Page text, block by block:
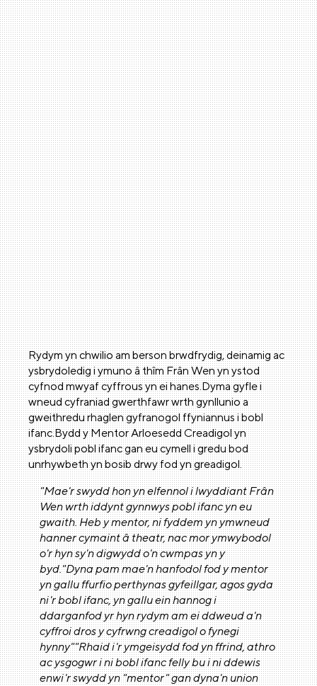
Rydym yn chwilio am berson brwdfrydig, deinamig ac
ysbrydoledig i ymuno â thîm Frân Wen yn ystod
cyfnod mwyaf cyffrous yn ei hanes.Dyma gyfle i
wneud cyfraniad gwerthfawr wrth gynllunio a
gweithredu rhaglen gyfranogol ffyniannus i bobl
ifanc.Bydd y Mentor Arloesedd Creadigol yn
ysbrydoli pobl ifanc gan eu cymell i gredu bod
unrhywbeth yn bosib drwy fod yn greadigol.
"Mae'r swydd hon yn elfennol i lwyddiant Frân
Wen wrth iddynt gynnwys pobl ifanc yn eu
gwaith. Heb y mentor, ni fyddem yn ymwneud
hanner cymaint â theatr, nac mor ymwybodol
o'r hyn sy'n digwydd o'n cwmpas yn y
byd."Dyna pam mae'n hanfodol fod y mentor
yn gallu ffurfio perthynas gyfeillgar, agos gyda
ni'r bobl ifanc, yn gallu ein hannog i
ddarganfod yr hyn rydym am ei ddweud a'n
cyffroi dros y cyfrwng creadigol o fynegi
hynny""Rhaid i'r ymgeisydd fod yn ffrind, athro
ac ysgogwr i ni bobl ifanc felly bu i ni ddewis
enwi'r swydd yn "mentor" gan dyna'n union